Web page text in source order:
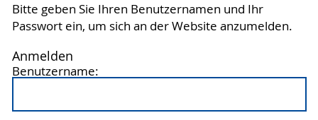
Bitte geben Sie Ihren Benutzernamen und Ihr
Passwort ein, um sich an der Website anzumelden.
Anmelden
Benutzername: